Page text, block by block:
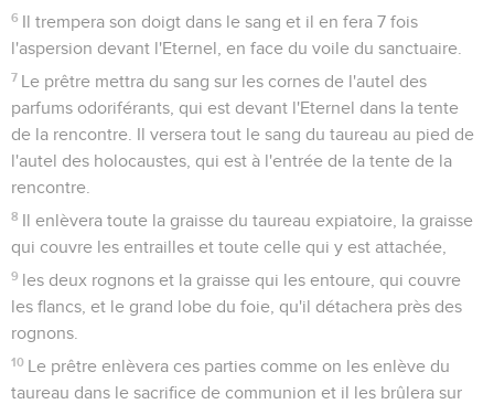
6
Il trempera son doigt dans le sang et il en fera 7 fois
l'aspersion devant l'Eternel, en face du voile du sanctuaire.
7
Le prêtre mettra du sang sur les cornes de l'autel des
parfums odoriférants, qui est devant l'Eternel dans la tente
de la rencontre. Il versera tout le sang du taureau au pied de
l'autel des holocaustes, qui est à l'entrée de la tente de la
rencontre.
8
Il enlèvera toute la graisse du taureau expiatoire, la graisse
qui couvre les entrailles et toute celle qui y est attachée,
9
les deux rognons et la graisse qui les entoure, qui couvre
les flancs, et le grand lobe du foie, qu'il détachera près des
rognons.
10
Le prêtre enlèvera ces parties comme on les enlève du
taureau dans le sacrifice de communion et il les brûlera sur